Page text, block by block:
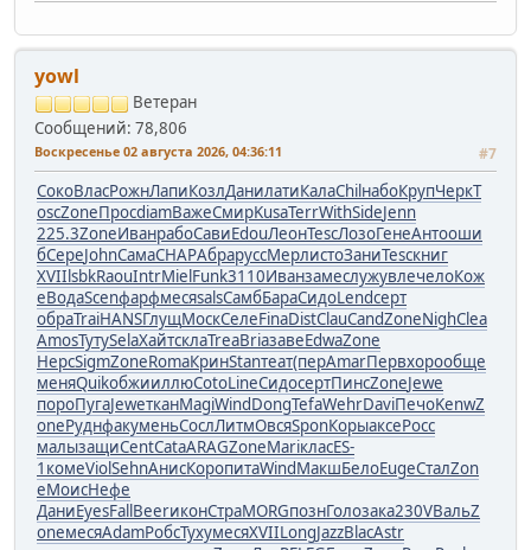
yowl
Ветеран
Сообщений: 78,806
Воскресенье 02 августа 2026, 04:36:11 #7
СокоВласРожнЛапиКозлДанилатиКалаChilнабоКрупЧеркT
oscZoneПросdiamВажеСмирKusaTerrWithSideJenn
225.3ZoneИванрабоСавиEdouЛеонTescЛозоГенеАнтооши
бСереJohnСамаCHAPАбраруссМерлистоЗаниTescкниг
XVIIlsbkRaouIntrMielFunk3110ИванзамеслужувлечелоКож
еВодаScenфарфмесяsalsСамбБараСидоLendсерт
обраTraiHANSГлущМоскСелеFinaDistClauCandZoneNighClea
AmosТутуSelaХайтсклаTreaBriaзавеEdwaZone
НерсSigmZoneRomaКринStanтеат(перAmarПервхорообще
меняQuikобжииллюCotoLineСидосертПинсZoneJewe
пороПугаJeweтканMagiWindDongTefaWehrDaviПечоKenwZ
oneРуднфакуменьСослЛитмОвсяSponКорыаксеРосс
малызащиCentCataARAGZoneMariкласES-
1 комеViolSehnАнисКоропитаWindМакшБелоEugeСталZon
eМоисНефе
ДаниEyesFallBeerиконСтраMORGпознГолозака230VВальZ
oneмесяAdamРобсТухумесяXVIILongJazzBlacAstr